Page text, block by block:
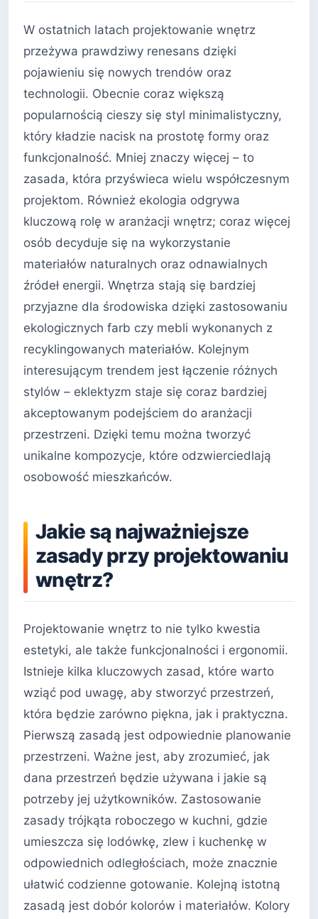
W ostatnich latach projektowanie wnętrz
przeżywa prawdziwy renesans dzięki
pojawieniu się nowych trendów oraz
technologii. Obecnie coraz większą
popularnością cieszy się styl minimalistyczny,
który kładzie nacisk na prostotę formy oraz
funkcjonalność. Mniej znaczy więcej – to
zasada, która przyświeca wielu współczesnym
projektom. Również ekologia odgrywa
kluczową rolę w aranżacji wnętrz; coraz więcej
osób decyduje się na wykorzystanie
materiałów naturalnych oraz odnawialnych
źródeł energii. Wnętrza stają się bardziej
przyjazne dla środowiska dzięki zastosowaniu
ekologicznych farb czy mebli wykonanych z
recyklingowanych materiałów. Kolejnym
interesującym trendem jest łączenie różnych
stylów – eklektyzm staje się coraz bardziej
akceptowanym podejściem do aranżacji
przestrzeni. Dzięki temu można tworzyć
unikalne kompozycje, które odzwierciedlają
osobowość mieszkańców.
Jakie są najważniejsze
zasady przy projektowaniu
wnętrz?
Projektowanie wnętrz to nie tylko kwestia
estetyki, ale także funkcjonalności i ergonomii.
Istnieje kilka kluczowych zasad, które warto
wziąć pod uwagę, aby stworzyć przestrzeń,
która będzie zarówno piękna, jak i praktyczna.
Pierwszą zasadą jest odpowiednie planowanie
przestrzeni. Ważne jest, aby zrozumieć, jak
dana przestrzeń będzie używana i jakie są
potrzeby jej użytkowników. Zastosowanie
zasady trójkąta roboczego w kuchni, gdzie
umieszcza się lodówkę, zlew i kuchenkę w
odpowiednich odległościach, może znacznie
ułatwić codzienne gotowanie. Kolejną istotną
zasadą jest dobór kolorów i materiałów. Kolory